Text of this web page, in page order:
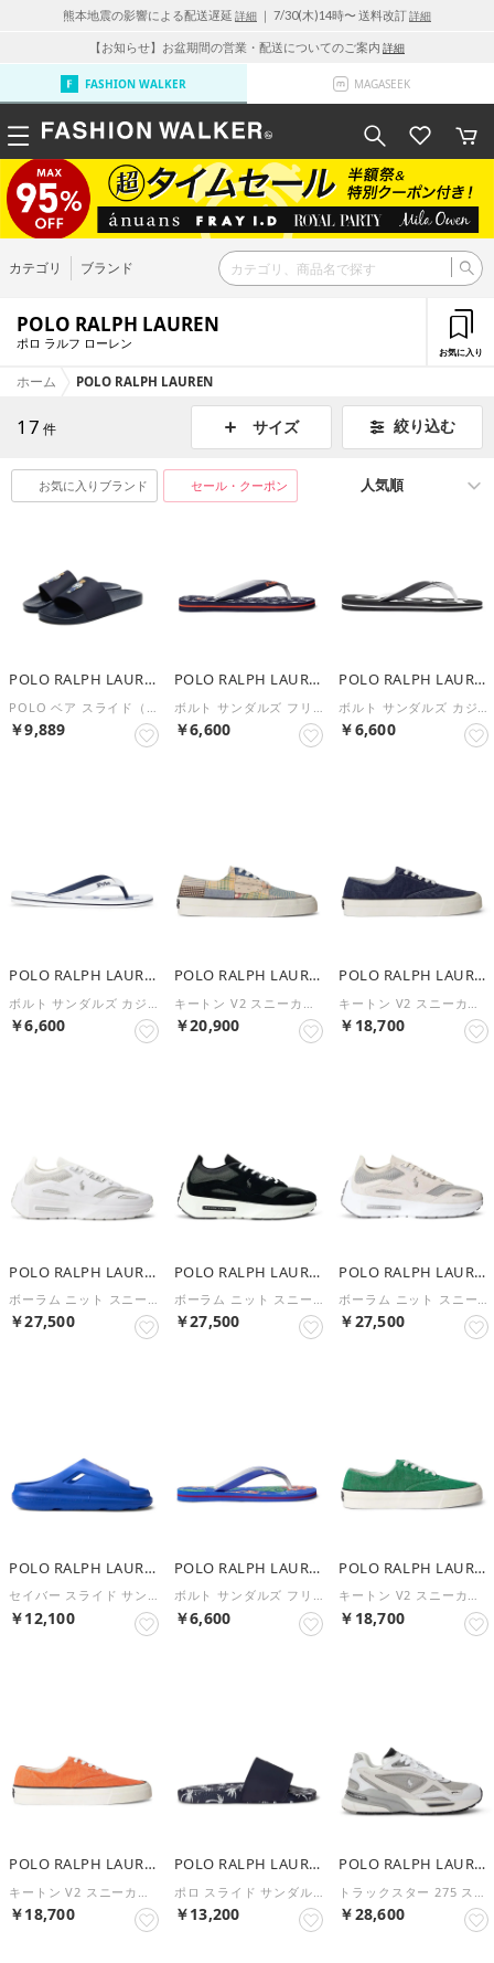
熊本地震の影響による配送遅延 詳細 ｜ 7/30(木)14時〜 送料改訂詳細
【お知らせ】お盆期間の営業・配送についてのご案内 詳細
FASHION WALKER MAGASEEK
カテゴリ ブランド
POLO RALPH LAUREN
ポロ ラルフ ローレン
お気に入り
ホーム POLO RALPH LAUREN
17 件 サイズ 絞り込む
お気に入りブランド セール・クーポン
POLO RALPH LAUREN
￥9,889
POLO RALPH LAUREN
￥6,600
POLO RALPH LAUREN
￥6,600
POLO RALPH LAUREN
￥6,600
POLO RALPH LAUREN
￥20,900
POLO RALPH LAUREN
￥18,700
POLO RALPH LAUREN
ボーラム ニット スニーカーズ（BOERUM KNIT-SNEAKERS） （WHITE）
￥27,500
POLO RALPH LAUREN
ボーラム ニット スニーカーズ（BOERUM KNIT-SNEAKERS） （BLACK）
￥27,500
POLO RALPH LAUREN
ボーラム ニット スニーカーズ（BOERUM KNIT-SNEAKERS） （GRAY）
￥27,500
POLO RALPH LAUREN
セイバー スライド サンダルズ（SABER SLIDE-SANDALS-） （BLUE）
￥12,100
POLO RALPH LAUREN
ボルト サンダルズ フリップ フル（BOLT-SANDALS-FLIP FL） （NAVY）
￥6,600
POLO RALPH LAUREN
キートン V2 スニーカーズ L（KEATON V2-SNEAKERS-L） （GREEN）
￥18,700
POLO RALPH LAUREN
￥18,700
POLO RALPH LAUREN
￥13,200
POLO RALPH LAUREN
￥28,600